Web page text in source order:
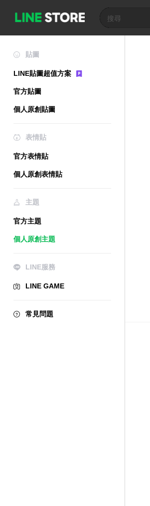
貼圖
LINE貼圖超值方案
官方貼圖
個人原創貼圖
表情貼
官方表情貼
個人原創表情貼
主題
官方主題
個人原創主題
LINE服務
LINE GAME
常見問題